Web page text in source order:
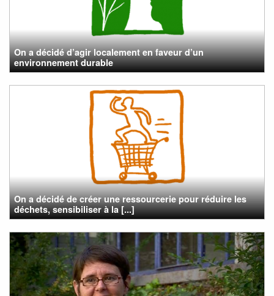
On a décidé d’agir localement en faveur d’un
environnement durable
On a décidé de créer une ressourcerie pour réduire les
déchets, sensibiliser à la [...]